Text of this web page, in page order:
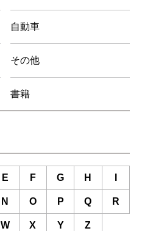
自動車
その他
書籍
E F G H
N O P Q R
W X Y Z